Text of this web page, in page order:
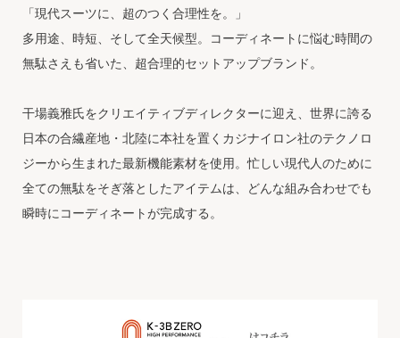
「現代スーツに、超のつく合理性を。」
多用途、時短、そして全天候型。コーディネートに悩む時間の
無駄さえも省いた、超合理的セットアップブランド。
干場義雅氏をクリエイティブディレクターに迎え、世界に誇る
日本の合繊産地・北陸に本社を置くカジナイロン社のテクノロ
ジーから生まれた最新機能素材を使用。忙しい現代人のために
全ての無駄をそぎ落としたアイテムは、どんな組み合わせでも
瞬時にコーディネートが完成する。